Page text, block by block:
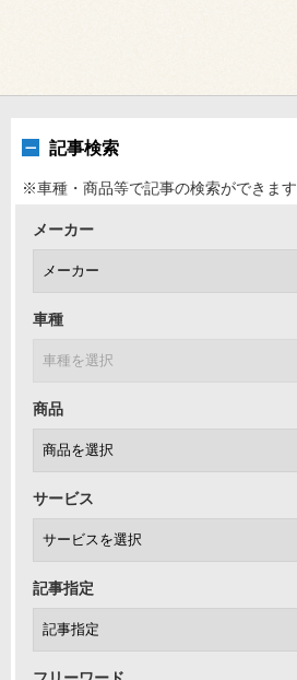
記事検索
※車種・商品等で記事の検索ができます
メーカー
車種
商品
サービス
記事指定